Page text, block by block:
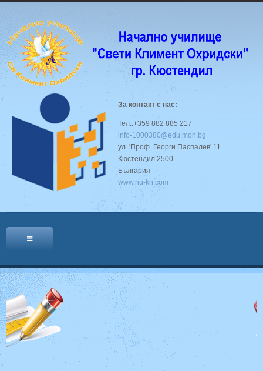
За контакт с нас:
Тел.:+359 882 885 217
info-1000380@edu.mon.bg
ул. 'Проф. Георги Паспалев' 11
Кюстендил 2500
България
www.nu-kn.com
НАЧАЛО
ЗА НАС
УЧИТЕЛИ
УЧЕНИЦИ